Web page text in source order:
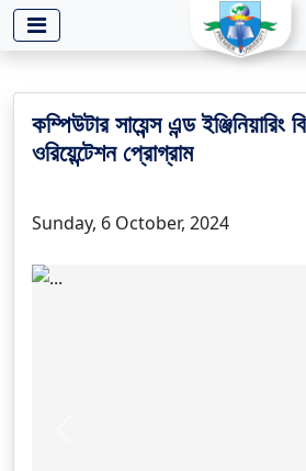
-->
কম্পিউটার সায়েন্স এন্ড ইঞ্জিনিয়ারিং
ওরিয়েন্টেশন প্রোগ্রাম
Sunday, 6 October, 2024